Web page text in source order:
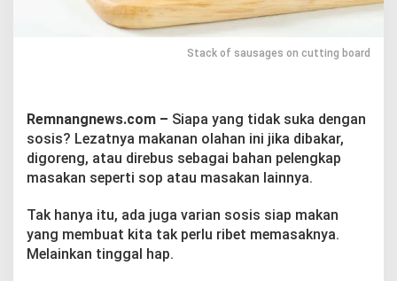
a
k
n
i
s
Stack of sausages on cutting board
Remnangnews.com – Siapa yang tidak suka dengan
sosis? Lezatnya makanan olahan ini jika dibakar,
digoreng, atau direbus sebagai bahan pelengkap
masakan seperti sop atau masakan lainnya.
Tak hanya itu, ada juga varian sosis siap makan
yang membuat kita tak perlu ribet memasaknya.
Melainkan tinggal hap.